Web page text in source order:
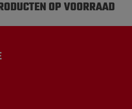
OP VOORRAAD